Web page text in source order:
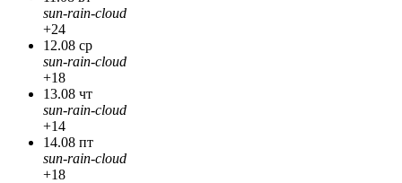
sun-rain-cloud
+24
12.08 ср
sun-rain-cloud
+18
13.08 чт
sun-rain-cloud
+14
14.08 пт
sun-rain-cloud
+18